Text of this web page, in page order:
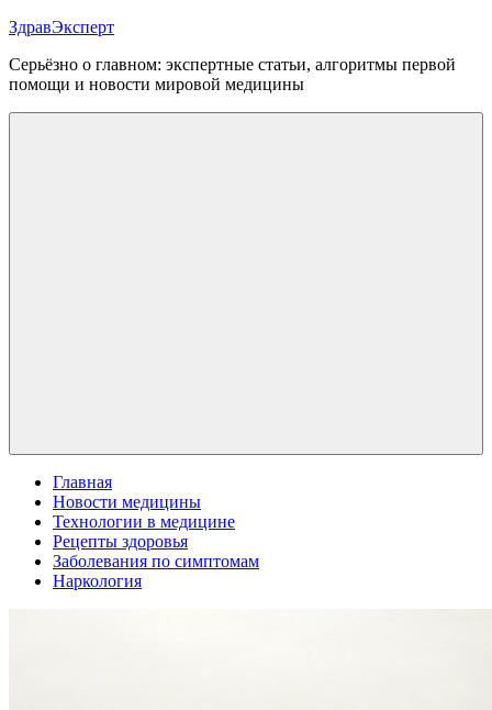
Перейти
содержимому
ЗдравЭксперт
Серьёзно о главном: экспертные статьи, алгоритмы первой
помощи и новости мировой медицины
Главная
Новости медицины
Технологии в медицине
Рецепты здоровья
Заболевания по симптомам
Наркология